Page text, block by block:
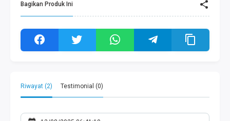
Bagikan Produk Ini
Riwayat (2) Testimonial (0)